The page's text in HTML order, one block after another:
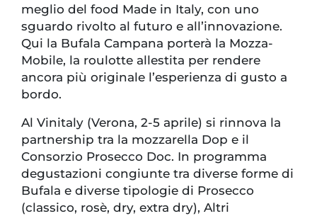
meglio del food Made in Italy, con uno
sguardo rivolto al futuro e all’innovazione.
Qui la Bufala Campana porterà la Mozza-
Mobile, la roulotte allestita per rendere
ancora più originale l’esperienza di gusto a
bordo.
Al Vinitaly (Verona, 2-5 aprile) si rinnova la
partnership tra la mozzarella Dop e il
Consorzio Prosecco Doc. In programma
degustazioni congiunte tra diverse forme di
Bufala e diverse tipologie di Prosecco
(classico, rosè, dry, extra dry), Altri